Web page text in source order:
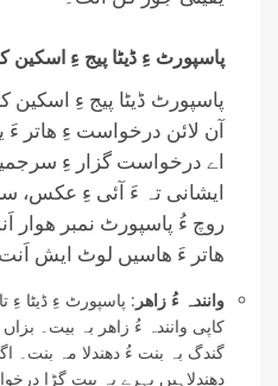
پاسپورٹ ءِ ڈیٹا پیج ءِ اسکین
پاسپورٹ ڈیٹا پیج ءِ اسکین
آن لائن درخواست ءِ ھاتر ءَ
اے درخواست گزار ءِ
ایشانی تہ ءَ آئی ءِ عکس،
روچ ءُ پاسپورٹ نمبر ھوار
ھاتر ءَ ھاسیں لوٹ ایش
وانندہ ءُ زاھر : پاسپورٹ ءِ ڈیٹا ءِ
کاپی وانندہ ءُ زاھر بہ بیت۔
گندگ بہ بنت ءُ دھندلا مہ بنت۔
دھندلاہیں بہرے بہ بیت گڑا